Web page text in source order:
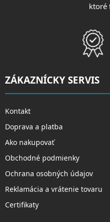
ktoré
ZÁKAZNÍCKY SERVIS
Kontakt
Doprava a platba
Ako nakupovať
Obchodné podmienky
Ochrana osobných údajov
Reklamácia a vrátenie tovaru
Certifikaty